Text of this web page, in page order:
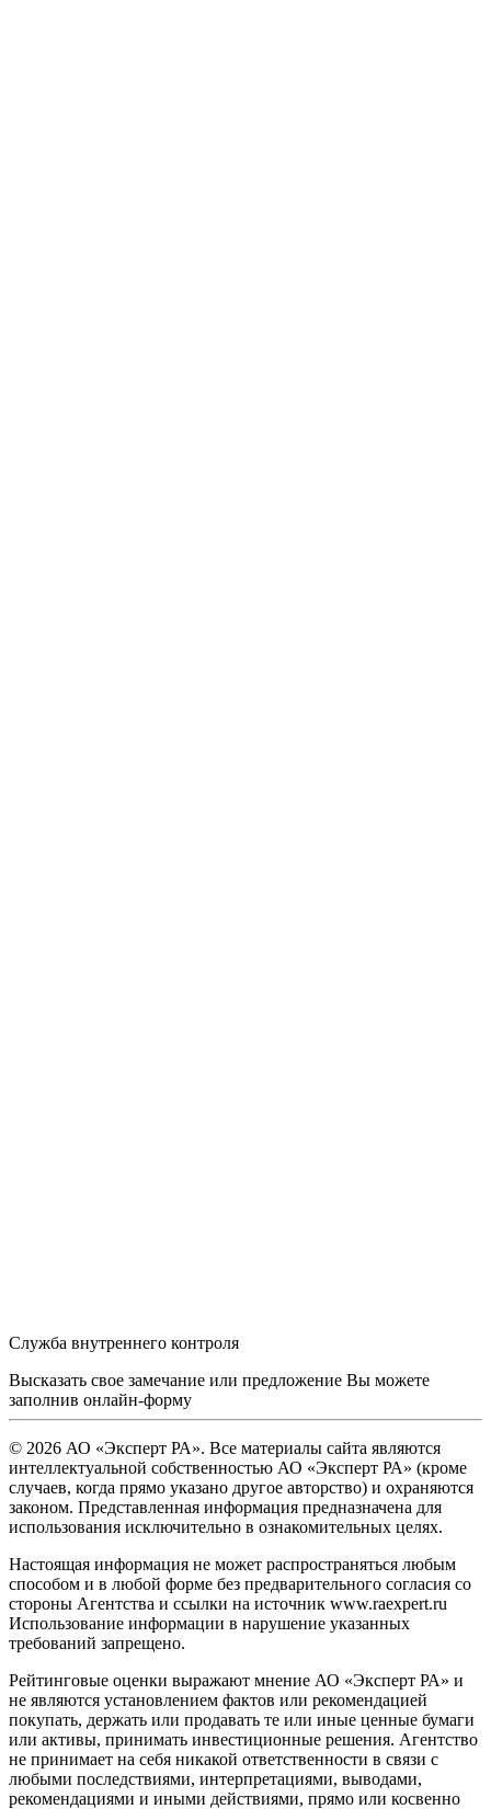
Служба внутреннего контроля
Высказать свое замечание или предложение Вы можете
заполнив онлайн-форму
© 2026 АО «Эксперт РА». Все материалы сайта являются
интеллектуальной собственностью АО «Эксперт РА» (кроме
случаев, когда прямо указано другое авторство) и охраняются
законом. Представленная информация предназначена для
использования исключительно в ознакомительных целях.
Настоящая информация не может распространяться любым
способом и в любой форме без предварительного согласия со
стороны Агентства и ссылки на источник www.raexpert.ru
Использование информации в нарушение указанных
требований запрещено.
Рейтинговые оценки выражают мнение АО «Эксперт РА» и
не являются установлением фактов или рекомендацией
покупать, держать или продавать те или иные ценные бумаги
или активы, принимать инвестиционные решения. Агентство
не принимает на себя никакой ответственности в связи с
любыми последствиями, интерпретациями, выводами,
рекомендациями и иными действиями, прямо или косвенно